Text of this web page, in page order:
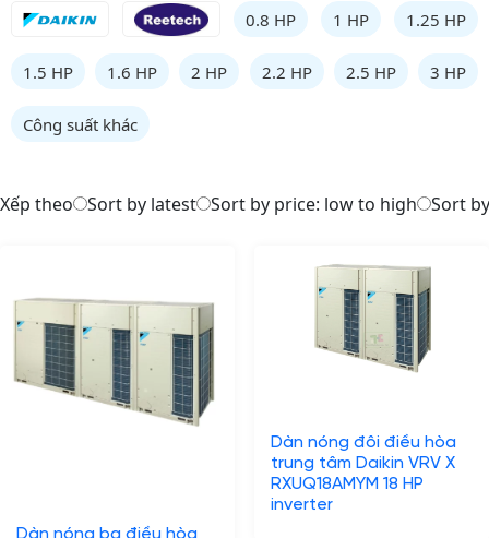
0.8 HP 1 HP 1.25 HP
1.5 HP 1.6 HP 2 HP 2.2 HP 2.5 HP 3 HP
Công suất khác
Xếp theo Sort by latest Sort by price: low to high Sort
Dàn nóng ba điều hòa
Dàn nóng đôi điều hòa
trung tâm Daikin VRV X
RXUQ18AMYM 18 HP
inverter